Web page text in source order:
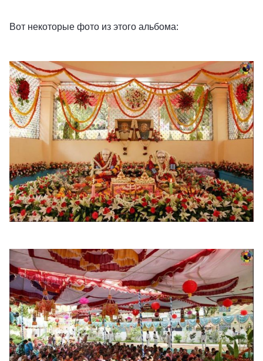
Вот некоторые фото из этого альбома: